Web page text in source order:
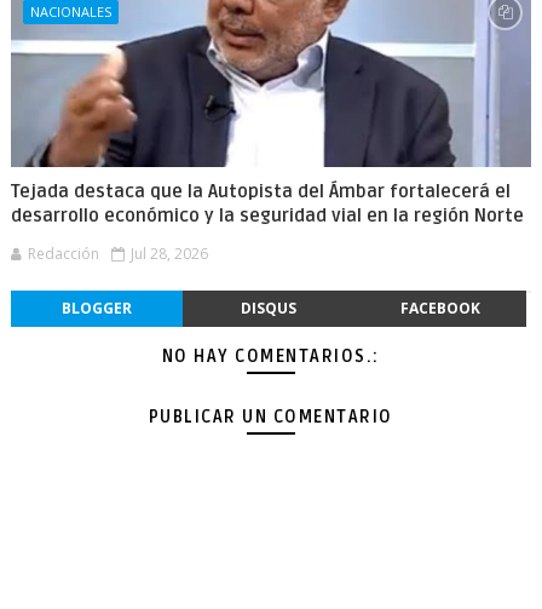
NACIONALES
Tejada destaca que la Autopista del Ámbar fortalecerá el
desarrollo económico y la seguridad vial en la región Norte
Redacción Jul 28, 2026
BLOGGER DISQUS FACEBOOK
NO HAY COMENTARIOS.:
PUBLICAR UN COMENTARIO